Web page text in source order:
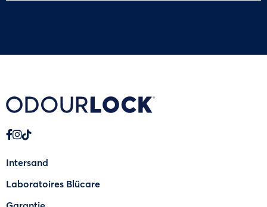
Intersand
Laboratoires Blücare